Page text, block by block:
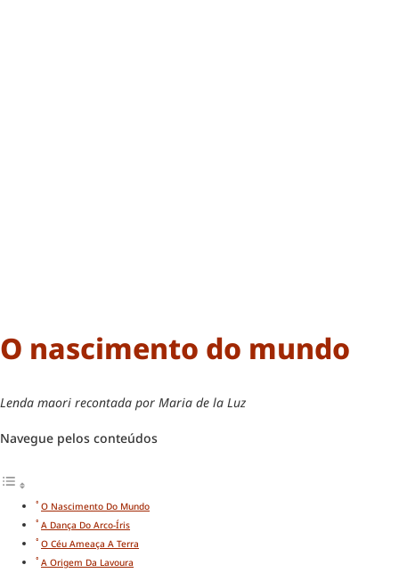
O nascimento do mundo
Lenda maori recontada por Maria de la Luz
Navegue pelos conteúdos
O Nascimento Do Mundo
A Dança Do Arco-Íris
O Céu Ameaça A Terra
A Origem Da Lavoura